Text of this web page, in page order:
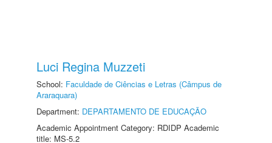
Luci Regina Muzzeti
School: Faculdade de Ciências e Letras (Câmpus de
Araraquara)
Department: DEPARTAMENTO DE EDUCAÇÃO
Academic Appointment Category: RDIDP Academic
title: MS-5.2